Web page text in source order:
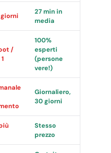
27 min in
media
/
100%
esperti
(persone
vere!)
Giornaliero,
30 giorni
Stesso
prezzo